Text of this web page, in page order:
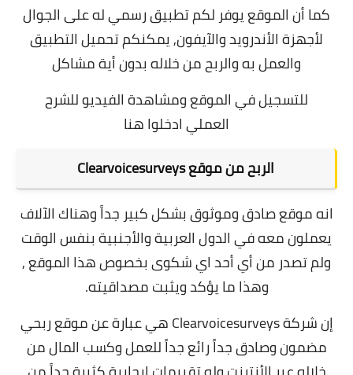
كما أن الموقع يوفر لكم تطبيق رسمي له على الجوال
لأجهزة الأندرويد والآيفون, يمكنكم تحميل التطبيق
والعمل به والربح من خلاله بدون أية مشاكل
للتسجيل في الموقع ومشاهدة الفيديو للشرح
العمليادخلوا هنا
الربح من موقع Clearvoicesurveys
انه موقع صادق وموثوق بشكل كبير جداً وهناك الآلاف
يعملون معه في الدول العربية والأجنبية بنفس الوقت
ولم تصدر من أي أحد اي شكوى بخصوص هذا الموقع ,
وهذا ما يؤكد ويثبت مصداقيته.
إن شركة Clearvoicesurveys هي عبارة عن موقع ربحي
مضمون وصادق جداً رائع جداً للعمل وكسب المال من